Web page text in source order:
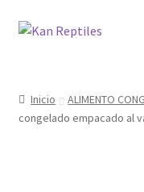
Ir
Ir
Tienda
Inicio ALIMENTO
congelado empacado al